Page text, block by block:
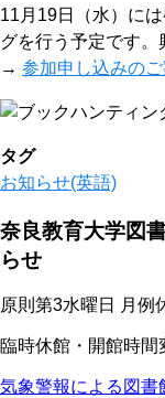
11月19日（水）に
グを行う予定です。
→ 参加申し込みの
タグ
お知らせ(英語)
奈良教育大学図
らせ
原則第3水曜日 月例
臨時休館・開館時間
気象警報による図書